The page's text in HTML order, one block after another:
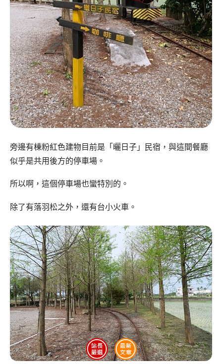
旁邊有棟粉紅色建物目前是「曬日子」民宿，與這間餐廳
似乎是共用後方的停車場。
所以啊，這個停車場也蠻特別的。
除了有落羽松之外，還有台小火車。